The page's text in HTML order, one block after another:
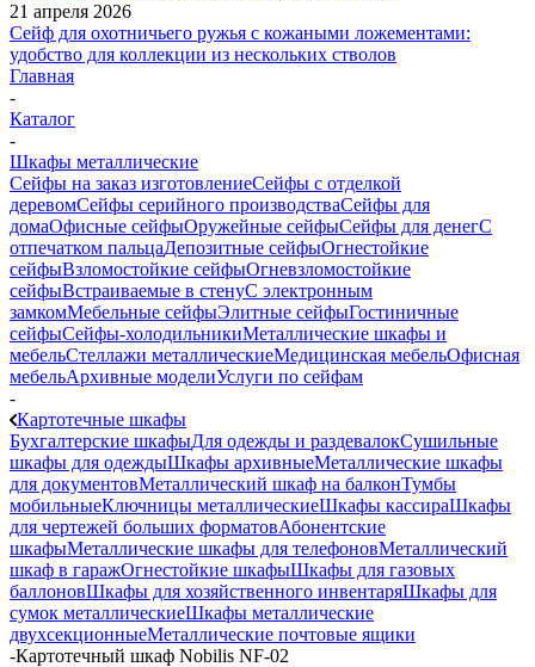
21 апреля 2026
Сейф для охотничьего ружья с кожаными ложементами:
удобство для коллекции из нескольких стволов
Главная
-
Каталог
-
Шкафы металлические
Сейфы на заказ изготовлениеСейфы с отделкой
деревомСейфы серийного производстваСейфы для
домаОфисные сейфыОружейные сейфыСейфы для денегС
отпечатком пальцаДепозитные сейфыОгнестойкие
сейфыВзломостойкие сейфыОгневзломостойкие
сейфыВстраиваемые в стенуС электронным
замкомМебельные сейфыЭлитные сейфыГостиничные
сейфыСейфы-холодильникиМеталлические шкафы и
мебельСтеллажи металлическиеМедицинская мебельОфисная
мебельАрхивные моделиУслуги по сейфам
-
Картотечные шкафы
Бухгалтерские шкафыДля одежды и раздевалокСушильные
шкафы для одеждыШкафы архивныеМеталлические шкафы
для документовМеталлический шкаф на балконТумбы
мобильныеКлючницы металлическиеШкафы кассираШкафы
для чертежей больших форматовАбонентские
шкафыМеталлические шкафы для телефоновМеталлический
шкаф в гаражОгнестойкие шкафыШкафы для газовых
баллоновШкафы для хозяйственного инвентаряШкафы для
сумок металлическиеШкафы металлические
двухсекционныеМеталлические почтовые ящики
-Картотечный шкаф Nobilis NF-02